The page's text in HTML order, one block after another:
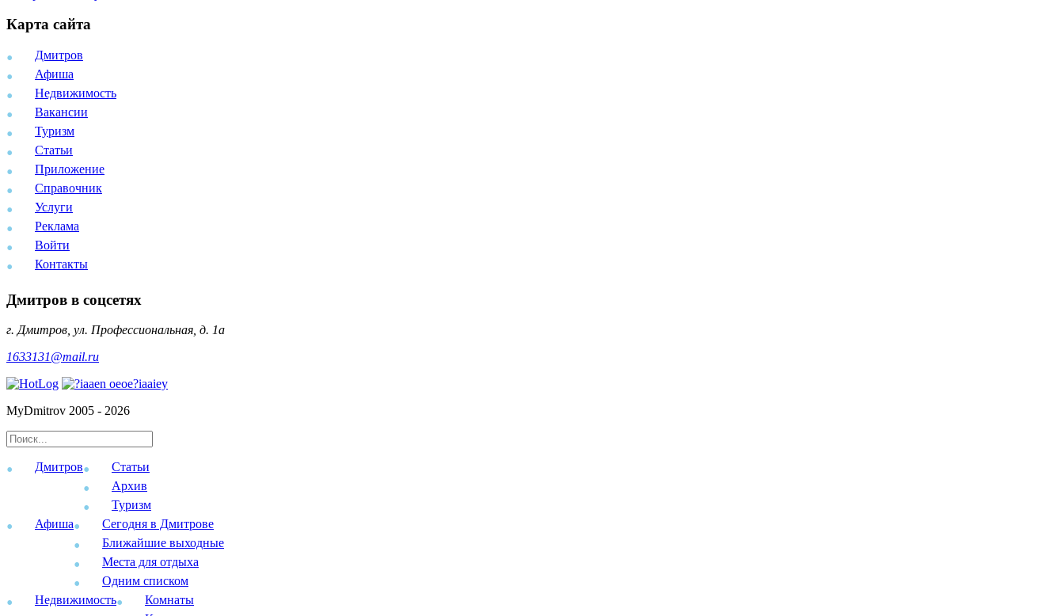
Карта сайта
Дмитров
Афиша
Недвижимость
Вакансии
Туризм
Статьи
Приложение
Справочник
Услуги
Реклама
Войти
Контакты
Дмитров в соцсетях
г. Дмитров, ул. Профессиональная, д. 1а
1633131@mail.ru
MyDmitrov 2005 - 2026
Дмитров
Статьи
Архив
Туризм
Афиша
Сегодня в Дмитрове
Ближайшие выходные
Места для отдыха
Одним списком
Недвижимость
Комнаты